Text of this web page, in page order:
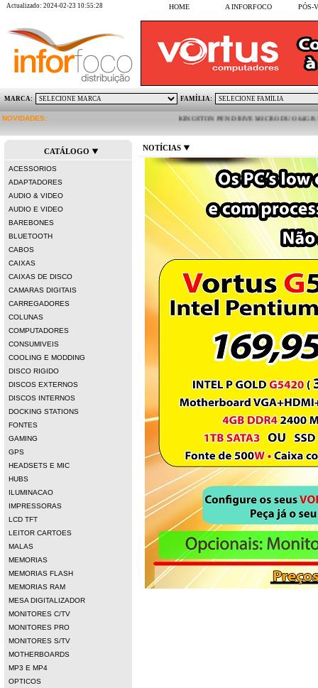
Actualizado: 2024-02-23 10:55:28 HOME A INFORFOCO PÓS-
MARCA: FAMÍLIA:
NOVIDADES: KINGSTON PEN DRIVE MICRO DUO 64GB 3C
CATÁLOGO
ACESSORIOS
ADAPTADORES
AUDIO & VIDEO
AUDIO E VIDEO
BAREBONES
BLUETOOTH
CABOS
CAIXAS
CAIXAS DE DISCO
CAMARAS DIGITAIS
CARREGADORES
COLUNAS
COMPUTADORES
CONSUMIVEIS
COOLING E MODDING
DISCO RIGIDO
DISCOS EXTERNOS
DISCOS INTERNOS
DOCKING STATIONS
FONTES
GAMING
GPS
HEADSETS E MIC
HUBS
ILUMINACAO
IMPRESSORAS
LCD TFT
LEITOR CARTOES
MALAS
MEMORIAS
MEMORIAS FLASH
MEMORIAS RAM
MESA DIGITALIZADOR
MONITORES C/TV
MONITORES PRO
MONITORES S/TV
MOTHERBOARDS
MP3 E MP4
OPTICOS
NOTÍCIAS